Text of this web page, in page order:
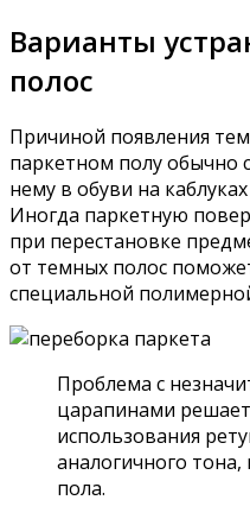
Варианты
полос
Причиной появления
паркетном полу обычно
нему в обуви на
Иногда паркетную
при перестановке
от темных полос
специальной
Проблема с
царапинами
использования
аналогичного тона,
пола.